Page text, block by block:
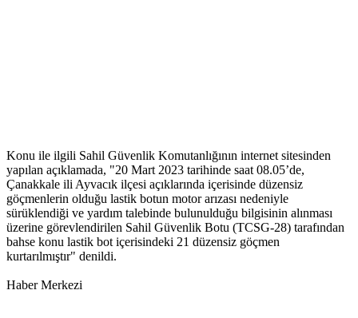
Konu ile ilgili Sahil Güvenlik Komutanlığının internet sitesinden
yapılan açıklamada, "20 Mart 2023 tarihinde saat 08.05’de,
Çanakkale ili Ayvacık ilçesi açıklarında içerisinde düzensiz
göçmenlerin olduğu lastik botun motor arızası nedeniyle
sürüklendiği ve yardım talebinde bulunulduğu bilgisinin alınması
üzerine görevlendirilen Sahil Güvenlik Botu (TCSG-28) tarafından
bahse konu lastik bot içerisindeki 21 düzensiz göçmen
kurtarılmıştır" denildi.
Haber Merkezi